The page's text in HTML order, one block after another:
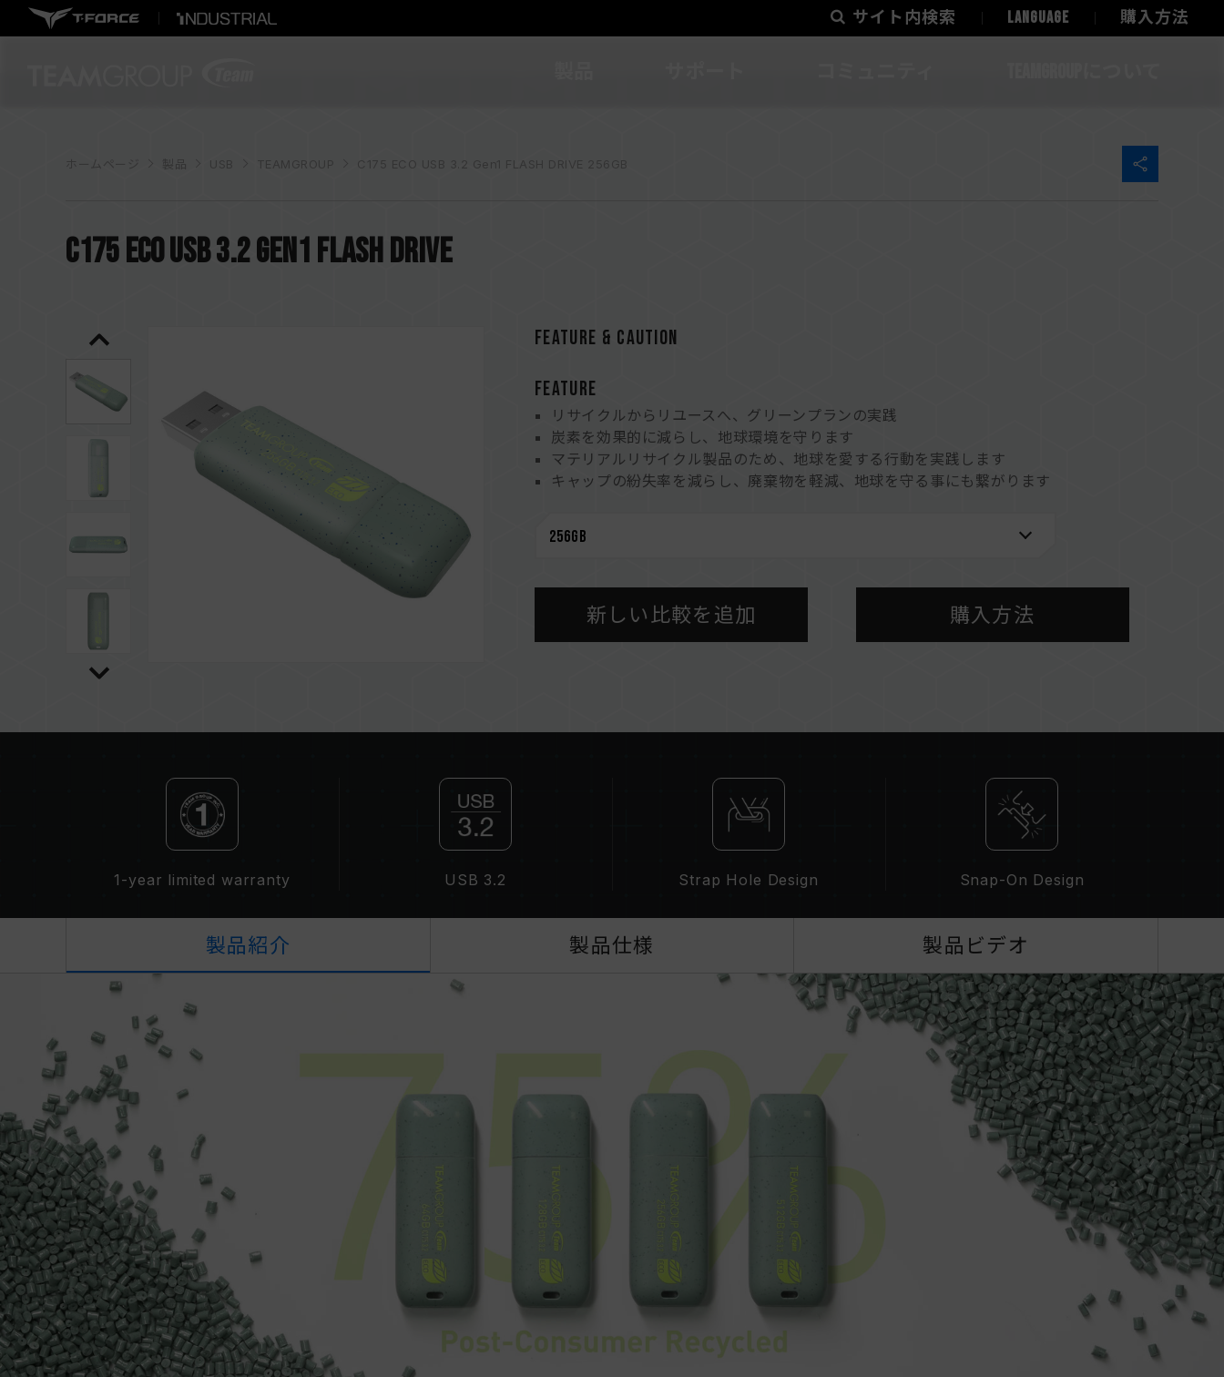
サイト内検索 LANGUAGE 購入方法
ホームページ USB TEAMGROUP C175 ECO USB 3.2 Gen1 FLASH DRIVE 256GB
C175 ECO USB 3.2 Gen1 FLASH DRIVE
FEATURE & CAUTION
FEATURE
リサイクルからリユースへ、グリーンプランの実践
炭素を効果的に減らし、地球環境を守ります
マテリアルリサイクル製品のため、地球を愛する行動を実践します
キャップの紛失率を減らし、廃棄物を軽減、地球を守る事にも繋がります
新しい比較を追加 購入方法
1-year limited warranty USB 3.2 Strap Hole Design Snap-On Design
製品紹介 製品仕様 製品ビデオ